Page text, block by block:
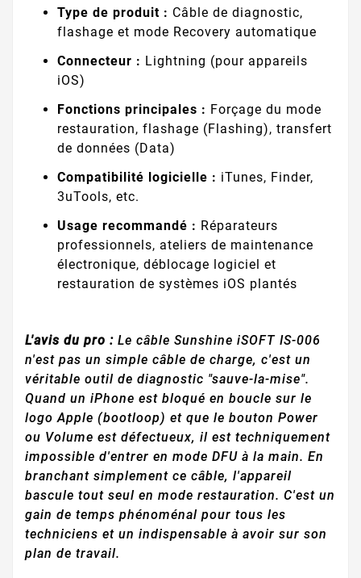
Type de produit : Câble de diagnostic,
flashage et mode Recovery automatique
Connecteur : Lightning (pour appareils
iOS)
Fonctions principales : Forçage du mode
restauration, flashage (Flashing), transfert
de données (Data)
Compatibilité logicielle : iTunes, Finder,
3uTools, etc.
Usage recommandé : Réparateurs
professionnels, ateliers de maintenance
électronique, déblocage logiciel et
restauration de systèmes iOS plantés
L'avis du pro : Le câble Sunshine iSOFT IS-006
n'est pas un simple câble de charge, c'est un
véritable outil de diagnostic "sauve-la-mise".
Quand un iPhone est bloqué en boucle sur le
logo Apple (bootloop) et que le bouton Power
ou Volume est défectueux, il est techniquement
impossible d'entrer en mode DFU à la main. En
branchant simplement ce câble, l'appareil
bascule tout seul en mode restauration. C'est un
gain de temps phénoménal pour tous les
techniciens et un indispensable à avoir sur son
plan de travail.